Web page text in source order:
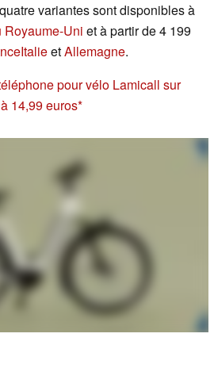
variantes sont disponibles à
Royaume-Uni et à partir de 4 199
ItalieetAllemagne.
pour vélo Lamicall sur
14,99 euros